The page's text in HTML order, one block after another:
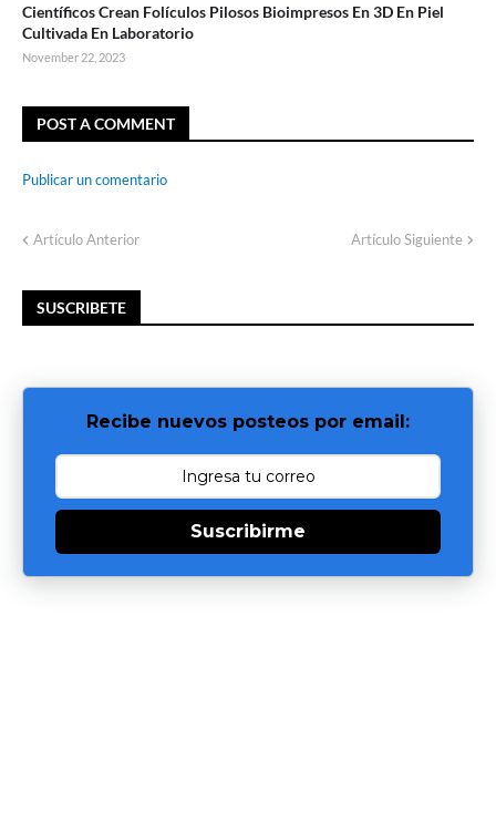
Científicos Crean Folículos Pilosos Bioimpresos En 3D En Piel
Cultivada En Laboratorio
November 22, 2023
POST A COMMENT
Publicar un comentario
Artículo Anterior Artículo Siguiente
SUSCRIBETE
Recibe nuevos posteos por email:
Suscribirme